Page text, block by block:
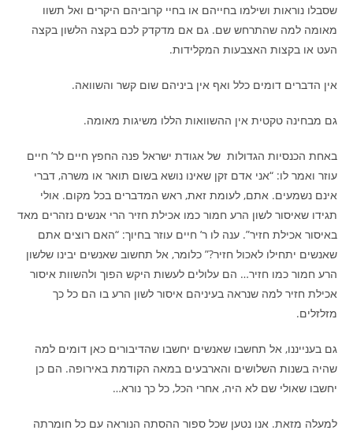
שסבלו נוראות ושילמו בחייהם או בחיי קרוביהם היקרים ואל תשוו
מאומה למה שהתרחש שם. גם אם מדקדק לכם בקצה הלשון בקצה
העט או בקצות האצבעות המקלידות.
אין הדברים דומים כלל ואף אין ביניהם שום קשר והשוואה.
גם מבחינה טקטית אין ההשוואות הללו משיגות מאומה.
באחת הכנסיות הגדולות של אגודת ישראל פנה החפץ חיים לר’ חיים
עוזר ואמר לו: “אני אדם זקן שאינו נושא בשום תואר או משרה, דברי
אינם נשמעים. אתם, לעומת זאת, ראש המדברים בכל מקום. אולי
תגידו שאיסור לשון הרע חמור כמו אכילת חזיר הרי אנשים נזהרים מאד
באיסור אכילת חזיר”. ענה לו ר’ חיים עוזר בחיוך: “האם רוצים אתם
שאנשים יתחילו לאכול חזיר?” כלומר, אל תחשוב שאנשים יבינו שלשון
הרע חמור כמו חזיר… הם עלולים לעשות היקש הפוך ולהשוות איסור
אכילת חזיר למה שנראה בעיניהם איסור לשון הרע בו הם כל כך
מזלזלים.
גם בענייננו, אל תחשבו שאנשים יחשבו שהדיבורים כאן דומים למה
שהיה בשנות השלושים והארבעים במאה הקודמת באירופה. הם כן
יחשבו שאולי שם לא היה, אחרי הכל, כל כך נורא…
למעלה מזאת. אנו נטען שכל ספור ההסתה הנוראה עם כל חומרתה